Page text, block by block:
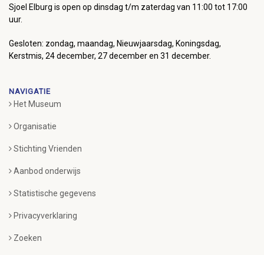
Sjoel Elburg is open op dinsdag t/m zaterdag van 11:00 tot 17:00
uur.
Gesloten: zondag, maandag, Nieuwjaarsdag, Koningsdag,
Kerstmis, 24 december, 27 december en 31 december.
NAVIGATIE
Het Museum
Organisatie
Stichting Vrienden
Aanbod onderwijs
Statistische gegevens
Privacyverklaring
Zoeken